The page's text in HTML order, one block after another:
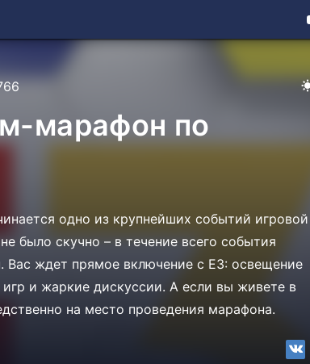
марафон по
одно из крупнейших событий игровой
было скучно – в течение всего события
ждет прямое включение с Е3: освещение
и жаркие дискуссии. А если вы живете в
на место проведения марафона.